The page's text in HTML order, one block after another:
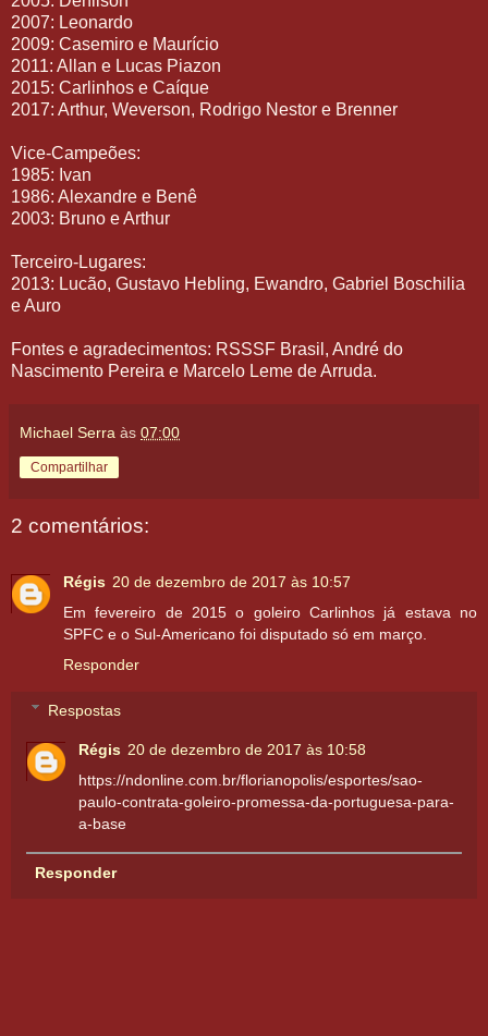
2007: Leonardo
2009: Casemiro e Maurício
2011: Allan e Lucas Piazon
2015: Carlinhos e Caíque
2017: Arthur, Weverson, Rodrigo Nestor e Brenner
Vice-Campeões:
1985: Ivan
1986: Alexandre e Benê
2003: Bruno e Arthur
Terceiro-Lugares:
2013: Lucão, Gustavo Hebling, Ewandro, Gabriel Boschilia
e Auro
Fontes e agradecimentos: RSSSF Brasil, André do
Nascimento Pereira e Marcelo Leme de Arruda.
Michael Serra às 07:00
Compartilhar
2 comentários:
Régis 20 de dezembro de 2017 às 10:57
Em fevereiro de 2015 o goleiro Carlinhos já estava no
SPFC e o Sul-Americano foi disputado só em março.
Responder
Respostas
Régis 20 de dezembro de 2017 às 10:58
https://ndonline.com.br/florianopolis/esportes/sao-
paulo-contrata-goleiro-promessa-da-portuguesa-para-
a-base
Responder